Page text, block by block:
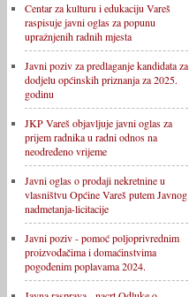
Centar za kulturu i edukaciju Vareš
raspisuje javni oglas za popunu
upražnjenih radnih mjesta
Javni poziv za predlaganje kandidata za
dodjelu općinskih priznanja za 2025.
godinu
JKP Vareš objavljuje javni oglas za
prijem radnika u radni odnos na
neodređeno vrijeme
Javni oglas o prodaji nekretnine u
vlasništvu Općine Vareš putem Javnog
nadmetanja-licitacije
Javni poziv - pomoć poljoprivrednim
proizvođačima i domaćinstvima
pogođenim poplavama 2024.